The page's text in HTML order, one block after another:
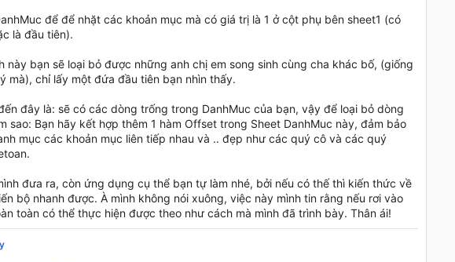
để để nhặt các khoản mục mà có giá trị là 1 ở cột phụ bên sheet1 (có
là đầu tiên).
này bạn sẽ loại bỏ được những anh chị em song sinh cùng cha khác bố, (giống
mà), chỉ lấy một đứa đầu tiên bạn nhìn thấy.
đây là: sẽ có các dòng trống trong DanhMuc của bạn, vậy để loại bỏ dòng
sao: Bạn hãy kết hợp thêm 1 hàm Offset trong Sheet DanhMuc này, đảm bảo
mục các khoản mục liên tiếp nhau và .. đẹp như các quý cô và các quý
đưa ra, còn ứng dụng cụ thể bạn tự làm nhé, bởi nếu có thế thì kiến thức về
bộ nhanh được. À mình không nói xuông, việc này mình tin rằng nếu rơi vào
toàn có thể thực hiện được theo như cách mà mình đã trình bày. Thân ái!